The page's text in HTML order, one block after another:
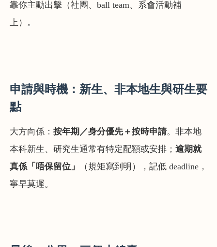
靠你主動出擊（社團、ball team、系會活動補
上）。
申請與時機：新生、非本地生與研生要
點
大方向係： 按年期／身分優先＋按時申請。非本地
本科新生、研究生通常有特定配額或安排； 逾期就
真係「唔保留位」
（規矩寫到明），記低 deadline，
寧早莫遲。